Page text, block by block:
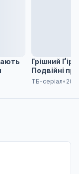
та «Дієти
Грішний Ґір
Подвійні
ТБ-серіал•